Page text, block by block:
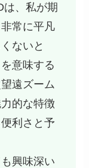
は、私が期
常に平凡
ないと
意味する
遠ズーム
的な特徴
利さと予
興味深い